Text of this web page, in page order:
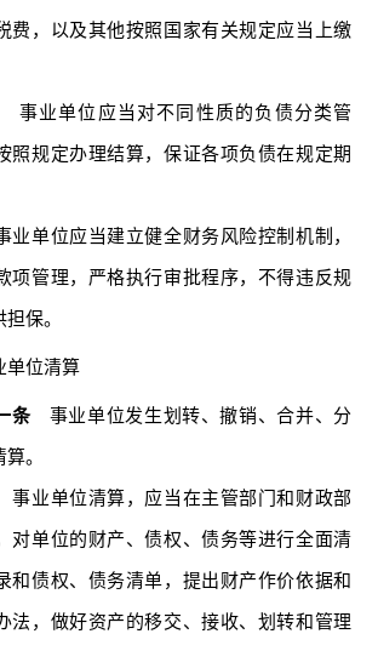
费，以及其他按照国家有关规定应当上缴
事业单位应当对不同性质的负债分类管
照规定办理结算，保证各项负债在规定期
单位应当建立健全财务风险控制机制，
项管理，严格执行审批程序，不得违反规
保。
位清算
条事业单位发生划转、撤销、合并、分
。
业单位清算，应当在主管部门和财政部
对单位的财产、债权、债务等进行全面清
和债权、债务清单，提出财产作价依据和
法，做好资产的移交、接收、划转和管理